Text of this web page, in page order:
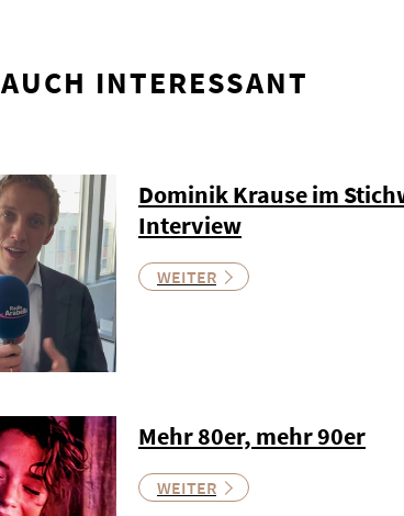
AUCH INTERESSANT
Dominik Krause im
Interview
WEITER
Mehr 80er, mehr 90er
WEITER